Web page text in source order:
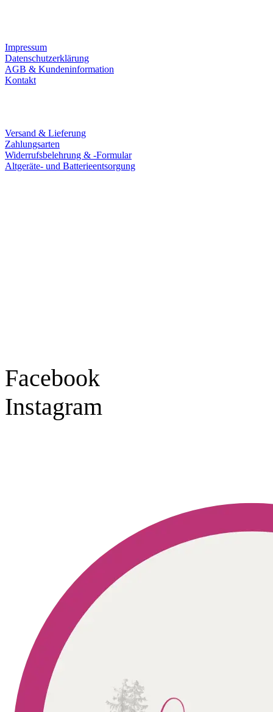
Impressum
Datenschutzerklärung
AGB & Kundeninformation
Kontakt
Versand & Lieferung
Zahlungsarten
Widerrufsbelehrung & -Formular
Altgeräte- und Batterieentsorgung
Facebook
Instagram